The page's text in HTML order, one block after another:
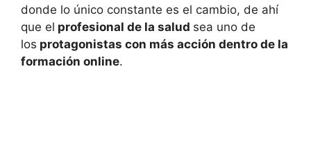
donde lo único constante es el cambio, de ahí
que el profesional de la salud sea uno de
los protagonistas con más acción dentro de la
formación online.